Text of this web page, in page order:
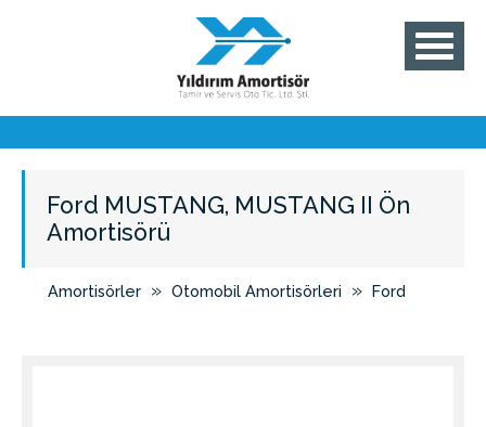
Ford MUSTANG, MUSTANG II Ön
Amortisörü
Amortisörler » Otomobil Amortisörleri » Ford